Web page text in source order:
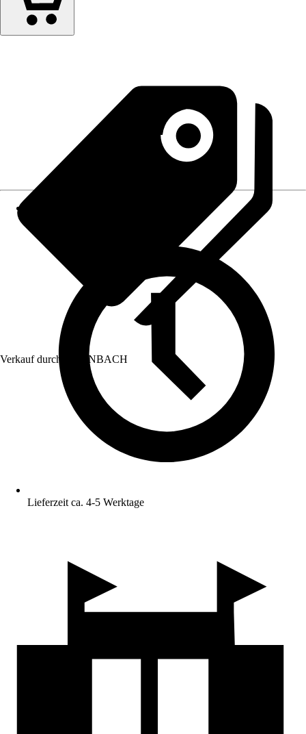
Verkauf durch: HORNBACH
Lieferzeit ca. 4-5 Werktage